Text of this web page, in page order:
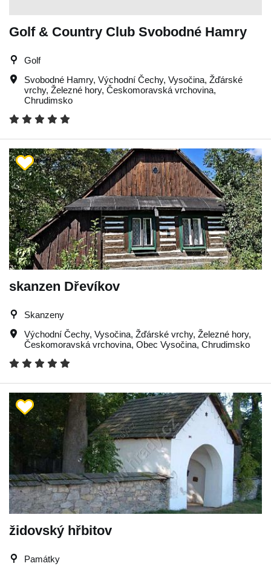
Golf & Country Club Svobodné Hamry
Golf
Svobodné Hamry, Východní Čechy, Vysočina, Žďárské
vrchy, Železné hory, Českomoravská vrchovina,
Chrudimsko
skanzen Dřevíkov
Skanzeny
Východní Čechy, Vysočina, Žďárské vrchy, Železné hory,
Českomoravská vrchovina, Obec Vysočina, Chrudimsko
židovský hřbitov
Památky